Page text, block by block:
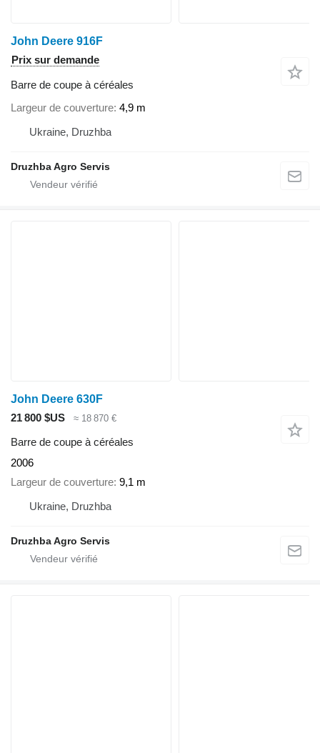
John Deere 916F
Prix sur demande
Barre de coupe à céréales
Largeur de couverture 4,9 m
Ukraine, Druzhba
Druzhba Agro Servis
John Deere 630F
21 800 $US
≈ 18 870 €
Barre de coupe à céréales
2006
Largeur de couverture 9,1 m
Ukraine, Druzhba
Druzhba Agro Servis